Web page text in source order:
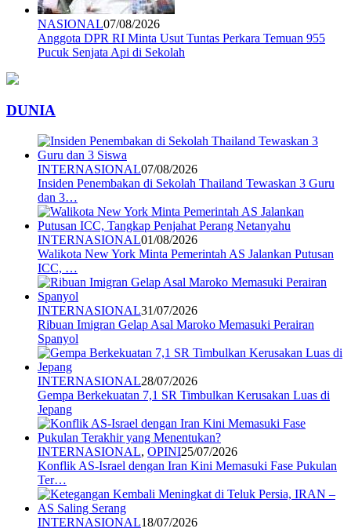
NASIONAL07/08/2026
Anggota DPR RI Minta Usut Tuntas Perkara Temuan 955
Pucuk Senjata Api di Sekolah
DUNIA
INTERNASIONAL07/08/2026
Insiden Penembakan di Sekolah Thailand Tewaskan 3 Guru
dan 3…
INTERNASIONAL01/08/2026
Walikota New York Minta Pemerintah AS Jalankan Putusan
ICC, …
INTERNASIONAL31/07/2026
Ribuan Imigran Gelap Asal Maroko Memasuki Perairan
Spanyol
INTERNASIONAL28/07/2026
Gempa Berkekuatan 7,1 SR Timbulkan Kerusakan Luas di
Jepang
INTERNASIONAL, OPINI25/07/2026
Konflik AS-Israel dengan Iran Kini Memasuki Fase Pukulan
Ter…
INTERNASIONAL18/07/2026